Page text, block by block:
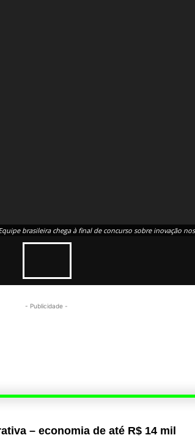
brasileira chega à final de concurso sobre inovação
- Publicidade -
– economia de até R$ 14 mil